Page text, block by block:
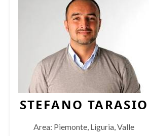
STEFANO TARASIO
Area: Piemonte, Liguria, Valle